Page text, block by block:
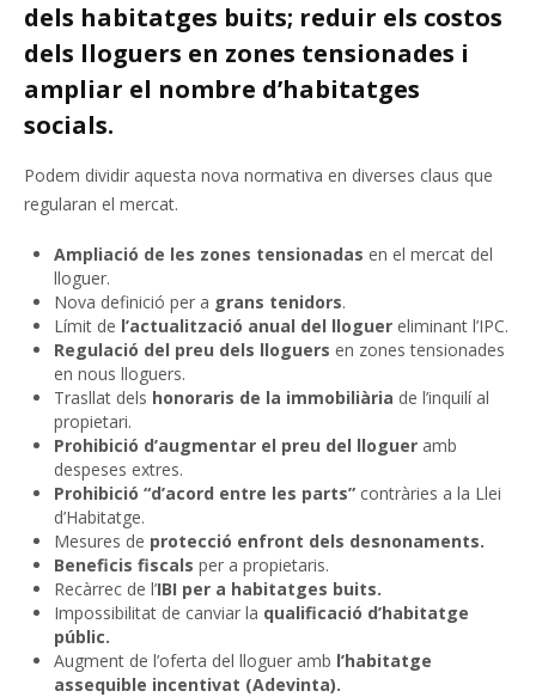
dels habitatges buits; reduir els costos
dels lloguers en zones tensionades i
ampliar el nombre d’habitatges
socials.
Podem dividir aquesta nova normativa en diverses claus que
regularan el mercat.
Ampliació de les zones tensionadas en el mercat del
lloguer.
Nova definició per a grans tenidors.
Límit de l’actualització anual del lloguer eliminant l’IPC.
Regulació del preu dels lloguers en zones tensionades
en nous lloguers.
Trasllat dels honoraris de la immobiliària de l’inquilí al
propietari.
Prohibició d’augmentar el preu del lloguer amb
despeses extres.
Prohibició “d’acord entre les parts” contràries a la Llei
d’Habitatge.
Mesures de protecció enfront dels desnonaments.
Beneficis fiscals per a propietaris.
Recàrrec de l’IBI per a habitatges buits.
Impossibilitat de canviar la qualificació d’habitatge
públic.
Augment de l’oferta del lloguer amb l’habitatge
assequible incentivat (Adevinta).